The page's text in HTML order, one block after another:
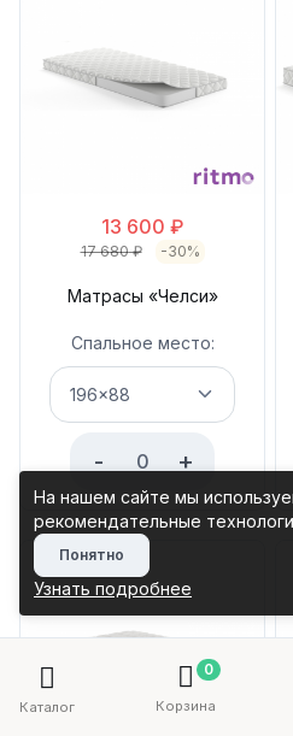
13 600 ₽
17 680₽ -30%
Матрасы «Челси»
Спальное место:
- +
Каталог
0
Корзина
На нашем сайте мы
рекомендательные
Понятно
Узнать подробнее